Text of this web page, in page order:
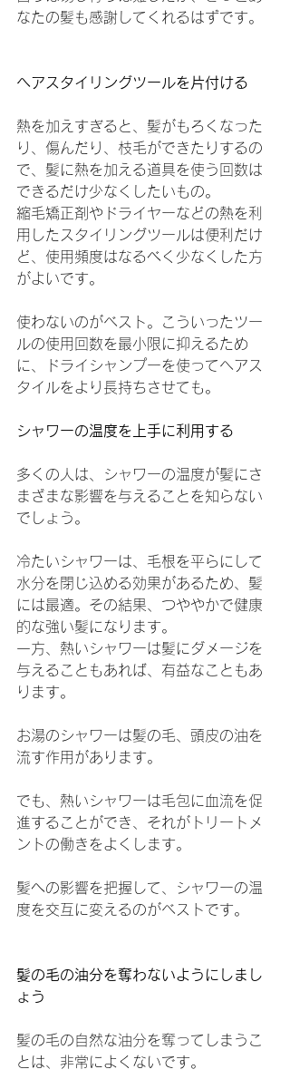
なたの髪も感謝してくれるはずです。
ヘアスタイリングツールを片付ける
熱を加えすぎると、髪がもろくなった
り、傷んだり、枝毛ができたりするの
で、髪に熱を加える道具を使う回数は
できるだけ少なくしたいもの。
縮毛矯正剤やドライヤーなどの熱を利
用したスタイリングツールは便利だけ
ど、使用頻度はなるべく少なくした方
がよいです。
使わないのがベスト。こういったツー
ルの使用回数を最小限に抑えるため
に、ドライシャンプーを使ってヘアス
タイルをより長持ちさせても。
シャワーの温度を上手に利用する
多くの人は、シャワーの温度が髪にさ
まざまな影響を与えることを知らない
でしょう。
冷たいシャワーは、毛根を平らにして
水分を閉じ込める効果があるため、髪
には最適。その結果、つややかで健康
的な強い髪になります。
一方、熱いシャワーは髪にダメージを
与えることもあれば、有益なこともあ
ります。
お湯のシャワーは髪の毛、頭皮の油を
流す作用があります。
でも、熱いシャワーは毛包に血流を促
進することができ、それがトリートメ
ントの働きをよくします。
髪への影響を把握して、シャワーの温
度を交互に変えるのがベストです。
髪の毛の油分を奪わないようにしまし
ょう
髪の毛の自然な油分を奪ってしまうこ
とは、非常によくないです。